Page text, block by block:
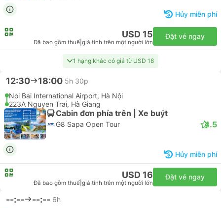
Hủy miễn phí
USD 15
Đã bao gồm thuế giá tính trên một người lớn
Đặt vé ngay
1 hạng khác có giá từ USD 18
12:30 18:00 5h 30p
Noi Bai International Airport, Hà Nội
223A Nguyen Trai, Hà Giang
Cabin đơn phía trên | Xe buýt
G8 Sapa Open Tour 4.5
Hủy miễn phí
USD 16
Đã bao gồm thuế giá tính trên một người lớn
Đặt vé ngay
--:-- --:-- 6h